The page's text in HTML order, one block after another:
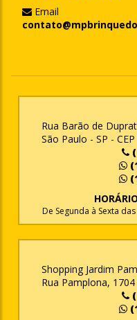
Email
Rua Barão de
São Paulo - SP -
De Segunda à Sexta
Shopping Jardim
Rua Pamplona,